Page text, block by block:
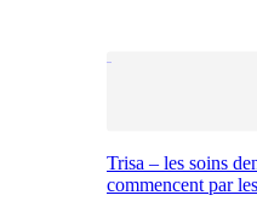
Trisa – les soins
commencent par